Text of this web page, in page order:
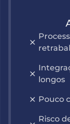
longos
Pouco
Risco